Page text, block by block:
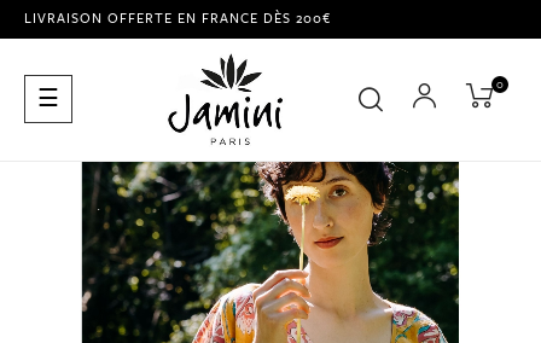
LIVRAISON OFFERTE EN FRANCE DÈS 200€
Basculer
la
☰ 0